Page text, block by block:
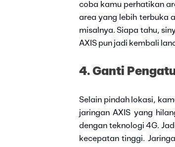
coba kamu perhatikan
area yang lebih terbuka
misalnya. Siapa tahu,
AXIS pun jadi kembali
4. Ganti
Selain pindah lokasi,
jaringan AXIS yang
dengan teknologi 4G.
kecepatan tinggi.